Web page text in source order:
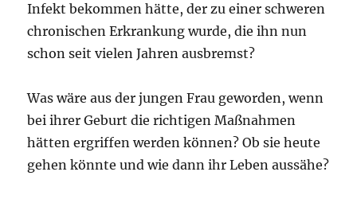
Infekt bekommen hätte, der zu einer schweren
chronischen Erkrankung wurde, die ihn nun
schon seit vielen Jahren ausbremst?
Was wäre aus der jungen Frau geworden, wenn
bei ihrer Geburt die richtigen Maßnahmen
hätten ergriffen werden können? Ob sie heute
gehen könnte und wie dann ihr Leben aussähe?